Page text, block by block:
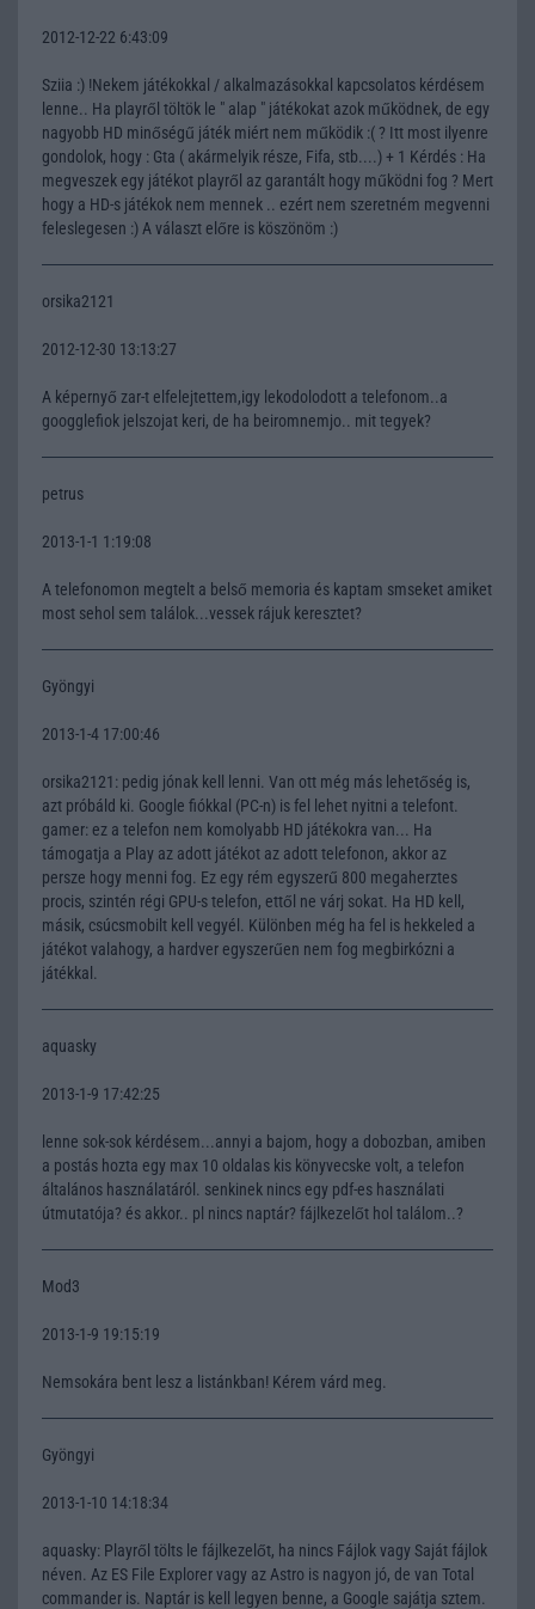
2012-12-22 6:43:09
Sziia :) !Nekem játékokkal / alkalmazásokkal kapcsolatos kérdésem
lenne.. Ha playről töltök le " alap " játékokat azok működnek, de egy
nagyobb HD minőségű játék miért nem működik :( ? Itt most ilyenre
gondolok, hogy : Gta ( akármelyik része, Fifa, stb....) + 1 Kérdés : Ha
megveszek egy játékot playről az garantált hogy működni fog ? Mert
hogy a HD-s játékok nem mennek .. ezért nem szeretném megvenni
feleslegesen :) A választ előre is köszönöm :)
orsika2121
2012-12-30 13:13:27
A képernyő zar-t elfelejtettem,igy lekodolodott a telefonom..a
googglefiok jelszojat keri, de ha beiromnemjo.. mit tegyek?
petrus
2013-1-1 1:19:08
A telefonomon megtelt a belső memoria és kaptam smseket amiket
most sehol sem találok...vessek rájuk keresztet?
Gyöngyi
2013-1-4 17:00:46
orsika2121: pedig jónak kell lenni. Van ott még más lehetőség is,
azt próbáld ki. Google fiókkal (PC-n) is fel lehet nyitni a telefont.
gamer: ez a telefon nem komolyabb HD játékokra van... Ha
támogatja a Play az adott játékot az adott telefonon, akkor az
persze hogy menni fog. Ez egy rém egyszerű 800 megaherztes
procis, szintén régi GPU-s telefon, ettől ne várj sokat. Ha HD kell,
másik, csúcsmobilt kell vegyél. Különben még ha fel is hekkeled a
játékot valahogy, a hardver egyszerűen nem fog megbirkózni a
játékkal.
aquasky
2013-1-9 17:42:25
lenne sok-sok kérdésem...annyi a bajom, hogy a dobozban, amiben
a postás hozta egy max 10 oldalas kis könyvecske volt, a telefon
általános használatáról. senkinek nincs egy pdf-es használati
útmutatója? és akkor.. pl nincs naptár? fájlkezelőt hol találom..?
Mod3
2013-1-9 19:15:19
Nemsokára bent lesz a listánkban! Kérem várd meg.
Gyöngyi
2013-1-10 14:18:34
aquasky: Playről tölts le fájlkezelőt, ha nincs Fájlok vagy Saját fájlok
néven. Az ES File Explorer vagy az Astro is nagyon jó, de van Total
commander is. Naptár is kell legyen benne, a Google sajátja sztem.